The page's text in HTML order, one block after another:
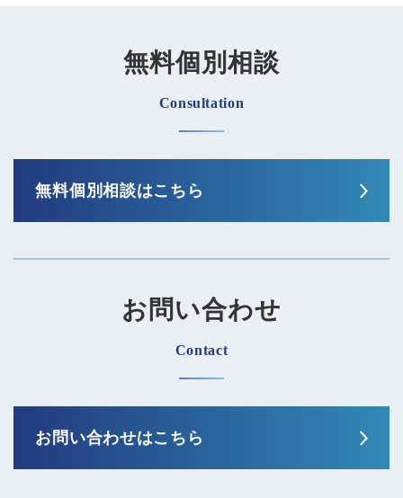
無料個別相談
Consultation
無料個別相談はこちら
お問い合わせ
Contact
お問い合わせはこちら